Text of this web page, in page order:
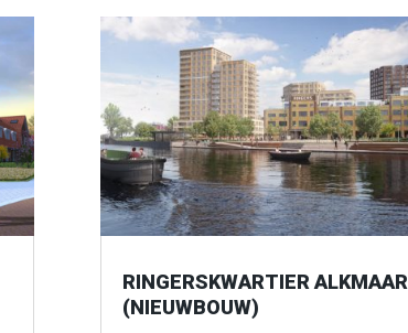
RINGERSKWARTIER ALKMAAR
(NIEUWBOUW)